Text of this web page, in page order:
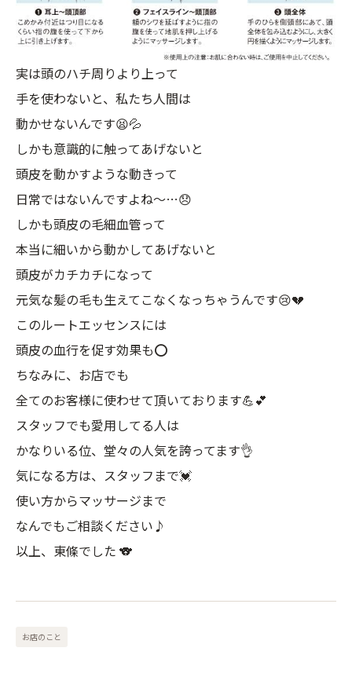
実は頭のハチ周りより上って
手を使わないと、私たち人間は
動かせないんです😫💦
しかも意識的に触ってあげないと
頭皮を動かすような動きって
日常ではないんですよね〜…😞
しかも頭皮の毛細血管って
本当に細いから動かしてあげないと
頭皮がカチカチになって
元気な髪の毛も生えてこなくなっちゃうんです😢💔
このルートエッセンスには
頭皮の血行を促す効果も⭕️
ちなみに、お店でも
全てのお客様に使わせて頂いております💪💕
スタッフでも愛用してる人は
かなりいる位、堂々の人気を誇ってます👌
気になる方は、スタッフまで💓
使い方からマッサージまで
なんでもご相談ください♪
以上、東條でした 🐨
お店のこと